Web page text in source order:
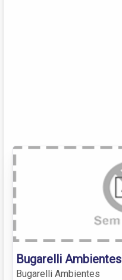
Bugarelli Ambientes
Bugarelli Ambientes